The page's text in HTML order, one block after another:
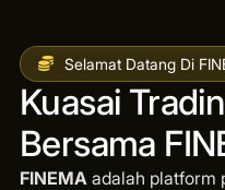
Selamat Datang Di
Kuasai
Bersama
FINEMA adalah platform